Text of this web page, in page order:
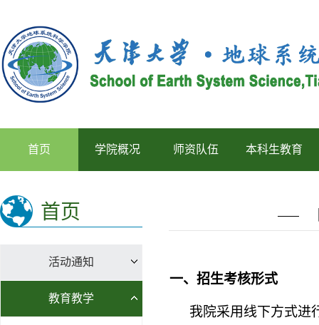
首页 学院概况 师资队伍 本科生教育
首页
活动通知
教育教学
一、招生考核形式
我院采用线下方式进